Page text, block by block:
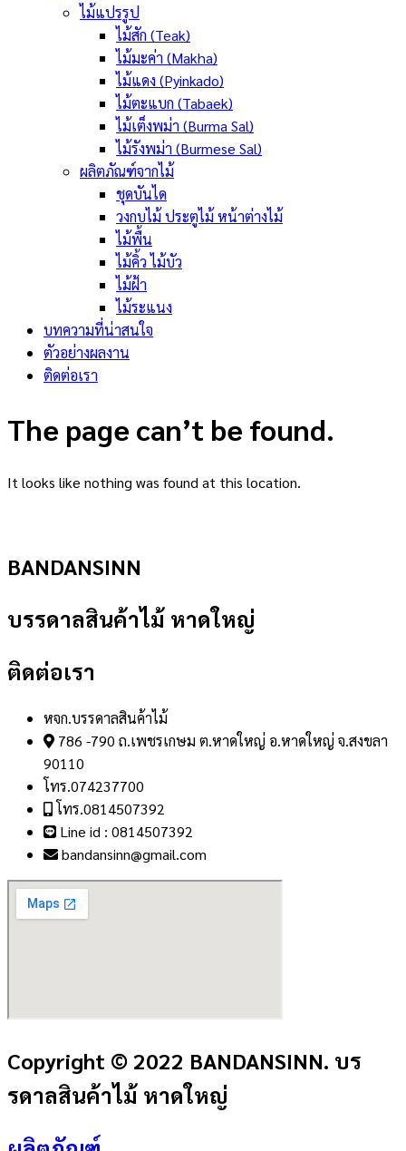
ไม้แปรรูป
ไม้สัก (Teak)
ไม้มะค่า (Makha)
ไม้แดง (Pyinkado)
ไม้ตะแบก (Tabaek)
ไม้เต็งพม่า (Burma Sal)
ไม้รังพม่า (Burmese Sal)
ผลิตภัณฑ์จากไม้
ชุดบันได
วงกบไม้ ประตูไม้ หน้าต่างไม้
ไม้พื้น
ไม้คิ้ว ไม้บัว
ไม้ฝ้า
ไม้ระแนง
บทความที่น่าสนใจ
ตัวอย่างผลงาน
ติดต่อเรา
The page can’t be found.
It looks like nothing was found at this location.
BANDANSINN
บรรดาลสินค้าไม้ หาดใหญ่
ติดต่อเรา
หจก.บรรดาลสินค้าไม้
786 -790 ถ.เพชรเกษม ต.หาดใหญ่ อ.หาดใหญ่ จ.สงขลา
90110
โทร.074237700
โทร.0814507392
Line id : 0814507392
bandansinn@gmail.com
Copyright © 2022 BANDANSINN. บร
รดาลสินค้าไม้ หาดใหญ่